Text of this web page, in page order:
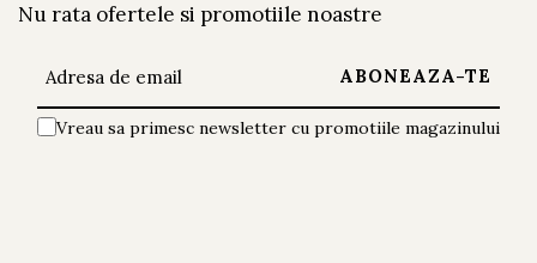
Nu rata ofertele si promotiile noastre
Vreau sa primesc newsletter cu promotiile magazinului